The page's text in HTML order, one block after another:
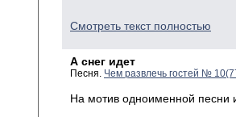
Смотреть текст полностью
А снег идет
Песня. Чем развлечь гостей №
На мотив одноименной песни